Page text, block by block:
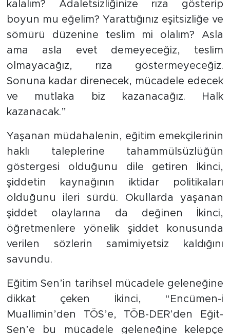
kalalım? Adaletsizliğinize rıza gösterip
boyun mu eğelim? Yarattığınız eşitsizliğe ve
sömürü düzenine teslim mi olalım? Asla
ama asla evet demeyeceğiz, teslim
olmayacağız, rıza göstermeyeceğiz.
Sonuna kadar direnecek, mücadele edecek
ve mutlaka biz kazanacağız. Halk
kazanacak.”
Yaşanan müdahalenin, eğitim emekçilerinin
haklı taleplerine tahammülsüzlüğün
göstergesi olduğunu dile getiren İkinci,
şiddetin kaynağının iktidar politikaları
olduğunu ileri sürdü. Okullarda yaşanan
şiddet olaylarına da değinen İkinci,
öğretmenlere yönelik şiddet konusunda
verilen sözlerin samimiyetsiz kaldığını
savundu.
Eğitim Sen’in tarihsel mücadele geleneğine
dikkat çeken İkinci, “Encümen-i
Muallimin’den TÖS’e, TÖB-DER’den Eğit-
Sen’e bu mücadele geleneğine kelepçe